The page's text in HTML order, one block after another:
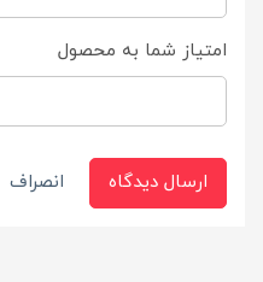
امتیاز شما به محصول
ارسال دیدگاه انصراف